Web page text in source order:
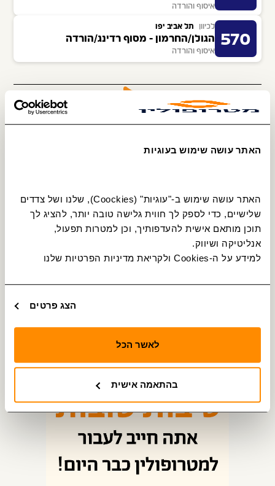
האתר עושה שימוש בעוגיות
אנליטיקה ושיווק.
למידע על ה-Cookies ולקריאת מדיניות הפרטיות שלנו
הצג פרטים
לאשר הכל
בהתאמה אישית
איסוף והורדה
570
לכיוון תל אביב יפו
הגולן/החרמון - מסוף רדינג/הורדה
איסוף והורדה
פרסום על אוטובוסים
נהג מקצועי? יש לנו הצעה מצוינת בשבילך
לומדים מקצוע חדש, מתחילים לעבוד ונהנים